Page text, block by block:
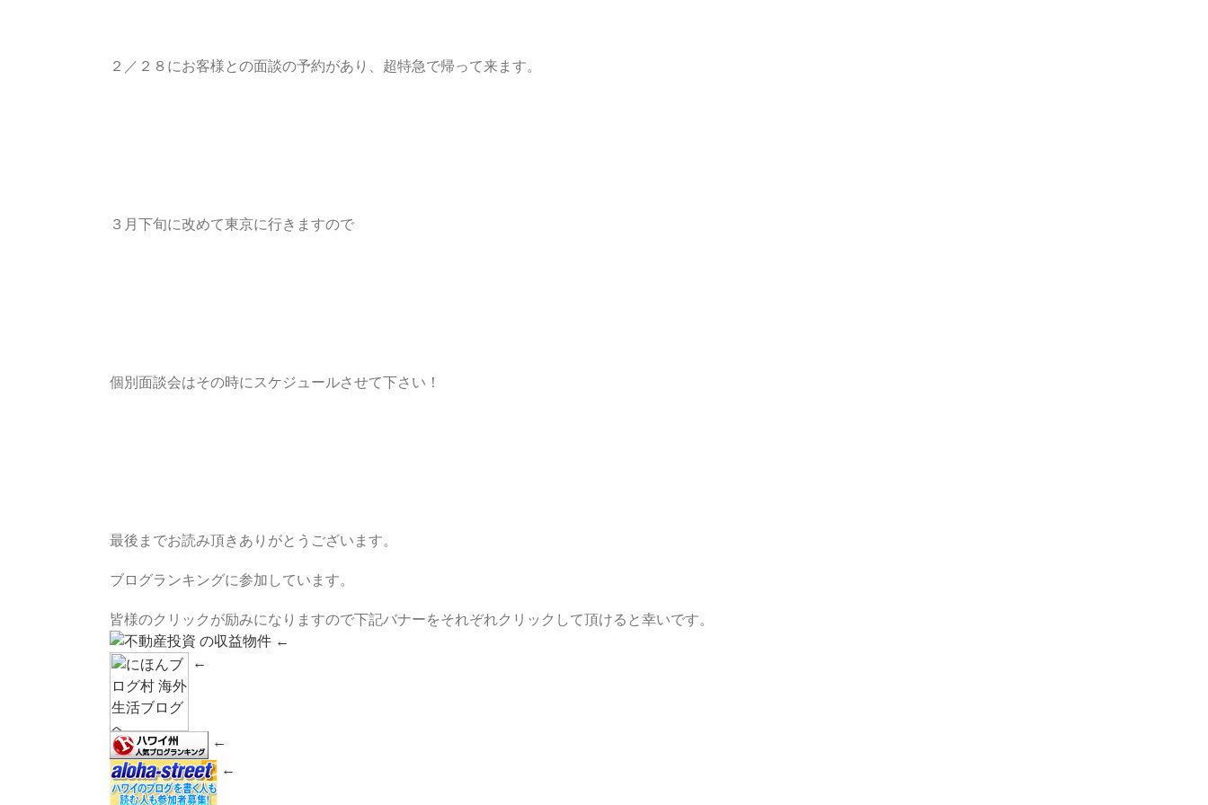
２／２８にお客様との面談の予約があり、超特急で帰って来ます。
３月下旬に改めて東京に行きますので
個別面談会はその時にスケジュールさせて下さい！
最後までお読み頂きありがとうございます。
ブログランキングに参加しています。
皆様のクリックが励みになりますので下記バナーをそれぞれクリックして頂けると幸いです。
←
←
←
←